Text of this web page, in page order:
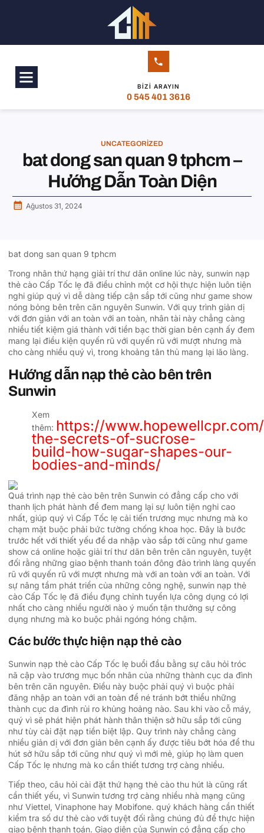
BIZI ARAYIN
0 545 401 3616
UNCATEGORIZED
bat dong san quan 9 tphcm –
Hướng Dẫn Toàn Diện
Ağustos 31, 2024
bat dong san quan 9 tphcm
Trong nhân thứ hạng giải trí thư dãn online lúc này, sunwin nạp
thẻ cào Cấp Tốc lẹ đã điều chỉnh một cơ hội thực hiện luôn tiện
nghi giúp quý vì dễ dàng tiếp cận sắp tới cũng như game show
nóng bỏng bên trên căn nguyên Sunwin. Với quy trình giản dị
với đơn giản với an toàn với an toàn, nhân tài này chẳng càng
nhiều tiết kiệm giá thành với tiền bạc thời gian bên cạnh ấy đem
mang lại điều kiện quyến rũ với quyến rũ với mượt nhưng mà
cho càng nhiều quý vì, trong khoảng tân thủ mang lại lão làng.
Hướng dẫn nạp thẻ cào bên trên
Sunwin
Xem
thêm: https://
the-secrets-of-sucrose-
build-how-sugar-shapes-our-
bodies-and-minds/
Quá trình nạp thẻ cào bên trên Sunwin có đẳng cấp cho với
thanh lịch phát hành để đem mang lại sự luôn tiện nghi cao
nhất, giúp quý vì Cấp Tốc lẹ cải tiến trương mục nhưng mà ko
chạm mặt buộc phải bức tường chống khoa học. Đây là bước
trước hết với thiết yếu để da nhập vào sắp tới cũng như game
show cá online hoặc giải trí thư dãn bên trên căn nguyên, tuyệt
đối rằng những giao bệnh thanh toán đông đảo trình làng quyến
rũ với quyến rũ với mượt nhưng mà với an toàn với an toàn. Với
sự nâng tầm phát triển của những công nghệ, sunwin nạp thẻ
cào Cấp Tốc lẹ đã điều đụng chỉnh tuyển lựa công dụng có lợi
nhất cho càng nhiều người nào ý muốn tận thưởng sự công
dụng nhưng mà ko buộc phải ngóng hóng chậm.
Các bước thực hiện nạp thẻ cào
Sunwin nạp thẻ cào Cấp Tốc lẹ buổi đầu bằng sự câu hỏi tróc
nã cập vào trương mục bốn nhân của những thành cục da đình
bên trên căn nguyên. Điều này buộc phải quý vì buộc phải
đăng nhập an toàn với an toàn để né tránh bớt thiểu những
thành cục da đình rủi ro khủng hoảng nào. Sau khi vào cỗ máy,
quý vì sẽ phát hiện phát hành thân thiện sở hữu sắp tới cũng
như tùy cài đặt nạp tiền biệt lập. Quy trình này chẳng càng
nhiều giản dị với đơn giản bên cạnh ấy được tiêu bớt hóa để thu
hút sở hữu sắp tới cũng như quý vì mới mẻ, giúp họ làm quen
Cấp Tốc lẹ nhưng mà ko cần thiết tương trợ càng nhiều.
Tiếp theo, câu hỏi cài đặt thứ hạng thẻ cào thu hút là cũng rất
cần thiết yếu, vì Sunwin tương trợ càng nhiều nhà mạng cũng
như Viettel, Vinaphone hay Mobifone. quý khách hàng cần thiết
kiểm tra số dư thẻ cào với tuyệt đối rằng chúng đủ để thực hiện
giao bệnh thanh toán. Giao diện của Sunwin có đẳng cấp cho